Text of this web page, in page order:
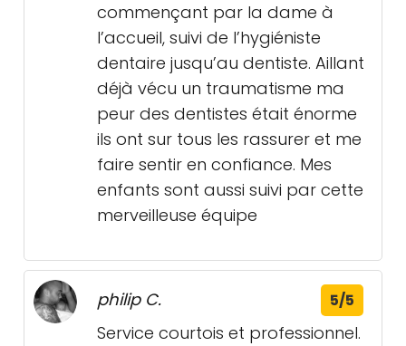
commençant par la dame à
l’accueil, suivi de l’hygiéniste
dentaire jusqu’au dentiste. Aillant
déjà vécu un traumatisme ma
peur des dentistes était énorme
ils ont sur tous les rassurer et me
faire sentir en confiance. Mes
enfants sont aussi suivi par cette
merveilleuse équipe
philip C. 5/5
Service courtois et professionnel.